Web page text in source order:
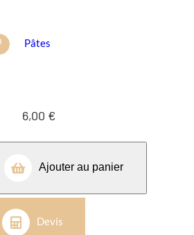
Pâtes
6,00 €
Ajouter au panier
Devis